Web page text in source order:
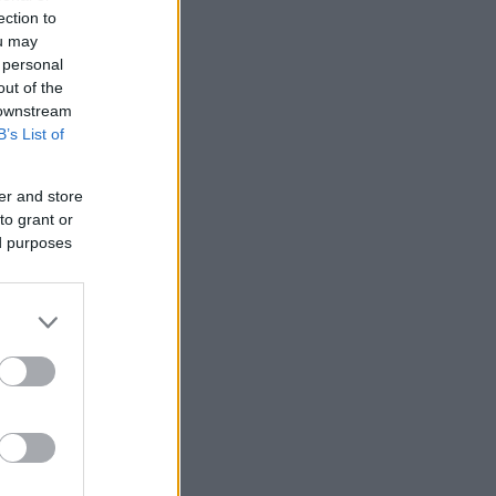
to
may
of the
List of
and store
grant or
purposes